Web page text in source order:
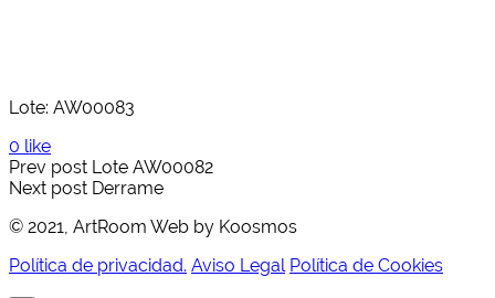
Lote: AW00083
0 like
Prev post Lote AW00082
Next post Derrame
© 2021, ArtRoom Web by Koosmos
Política de privacidad. Aviso Legal Política de Cookies